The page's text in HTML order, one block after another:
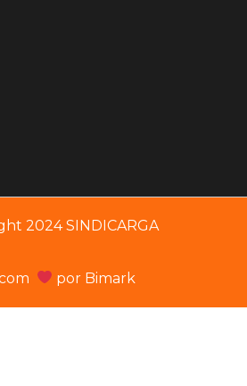
2024 SINDICARGA
por Bimark